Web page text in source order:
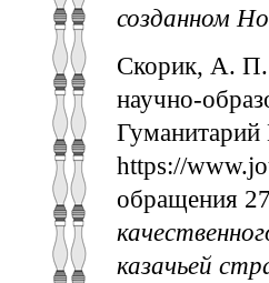
созданном
Скорик, А. П.
научно-
https://
обращения
казачьей